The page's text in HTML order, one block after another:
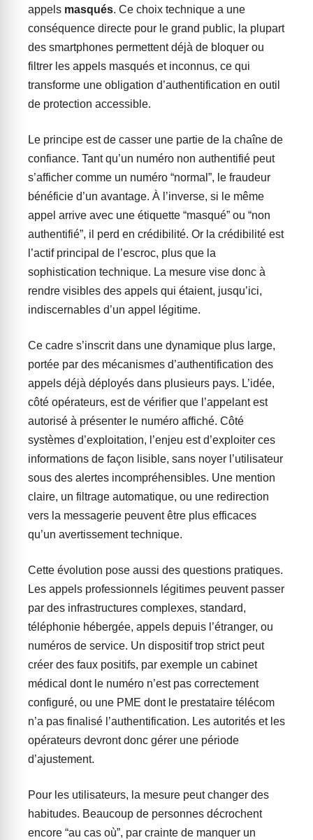
appels masqués. Ce choix technique a une
conséquence directe pour le grand public, la plupart
des smartphones permettent déjà de bloquer ou
filtrer les appels masqués et inconnus, ce qui
transforme une obligation d’authentification en outil
de protection accessible.
Le principe est de casser une partie de la chaîne de
confiance. Tant qu’un numéro non authentifié peut
s’afficher comme un numéro “normal”, le fraudeur
bénéficie d’un avantage. À l’inverse, si le même
appel arrive avec une étiquette “masqué” ou “non
authentifié”, il perd en crédibilité. Or la crédibilité est
l’actif principal de l’escroc, plus que la
sophistication technique. La mesure vise donc à
rendre visibles des appels qui étaient, jusqu’ici,
indiscernables d’un appel légitime.
Ce cadre s’inscrit dans une dynamique plus large,
portée par des mécanismes d’authentification des
appels déjà déployés dans plusieurs pays. L’idée,
côté opérateurs, est de vérifier que l’appelant est
autorisé à présenter le numéro affiché. Côté
systèmes d’exploitation, l’enjeu est d’exploiter ces
informations de façon lisible, sans noyer l’utilisateur
sous des alertes incompréhensibles. Une mention
claire, un filtrage automatique, ou une redirection
vers la messagerie peuvent être plus efficaces
qu’un avertissement technique.
Cette évolution pose aussi des questions pratiques.
Les appels professionnels légitimes peuvent passer
par des infrastructures complexes, standard,
téléphonie hébergée, appels depuis l’étranger, ou
numéros de service. Un dispositif trop strict peut
créer des faux positifs, par exemple un cabinet
médical dont le numéro n’est pas correctement
configuré, ou une PME dont le prestataire télécom
n’a pas finalisé l’authentification. Les autorités et les
opérateurs devront donc gérer une période
d’ajustement.
Pour les utilisateurs, la mesure peut changer des
habitudes. Beaucoup de personnes décrochent
encore “au cas où”, par crainte de manquer un